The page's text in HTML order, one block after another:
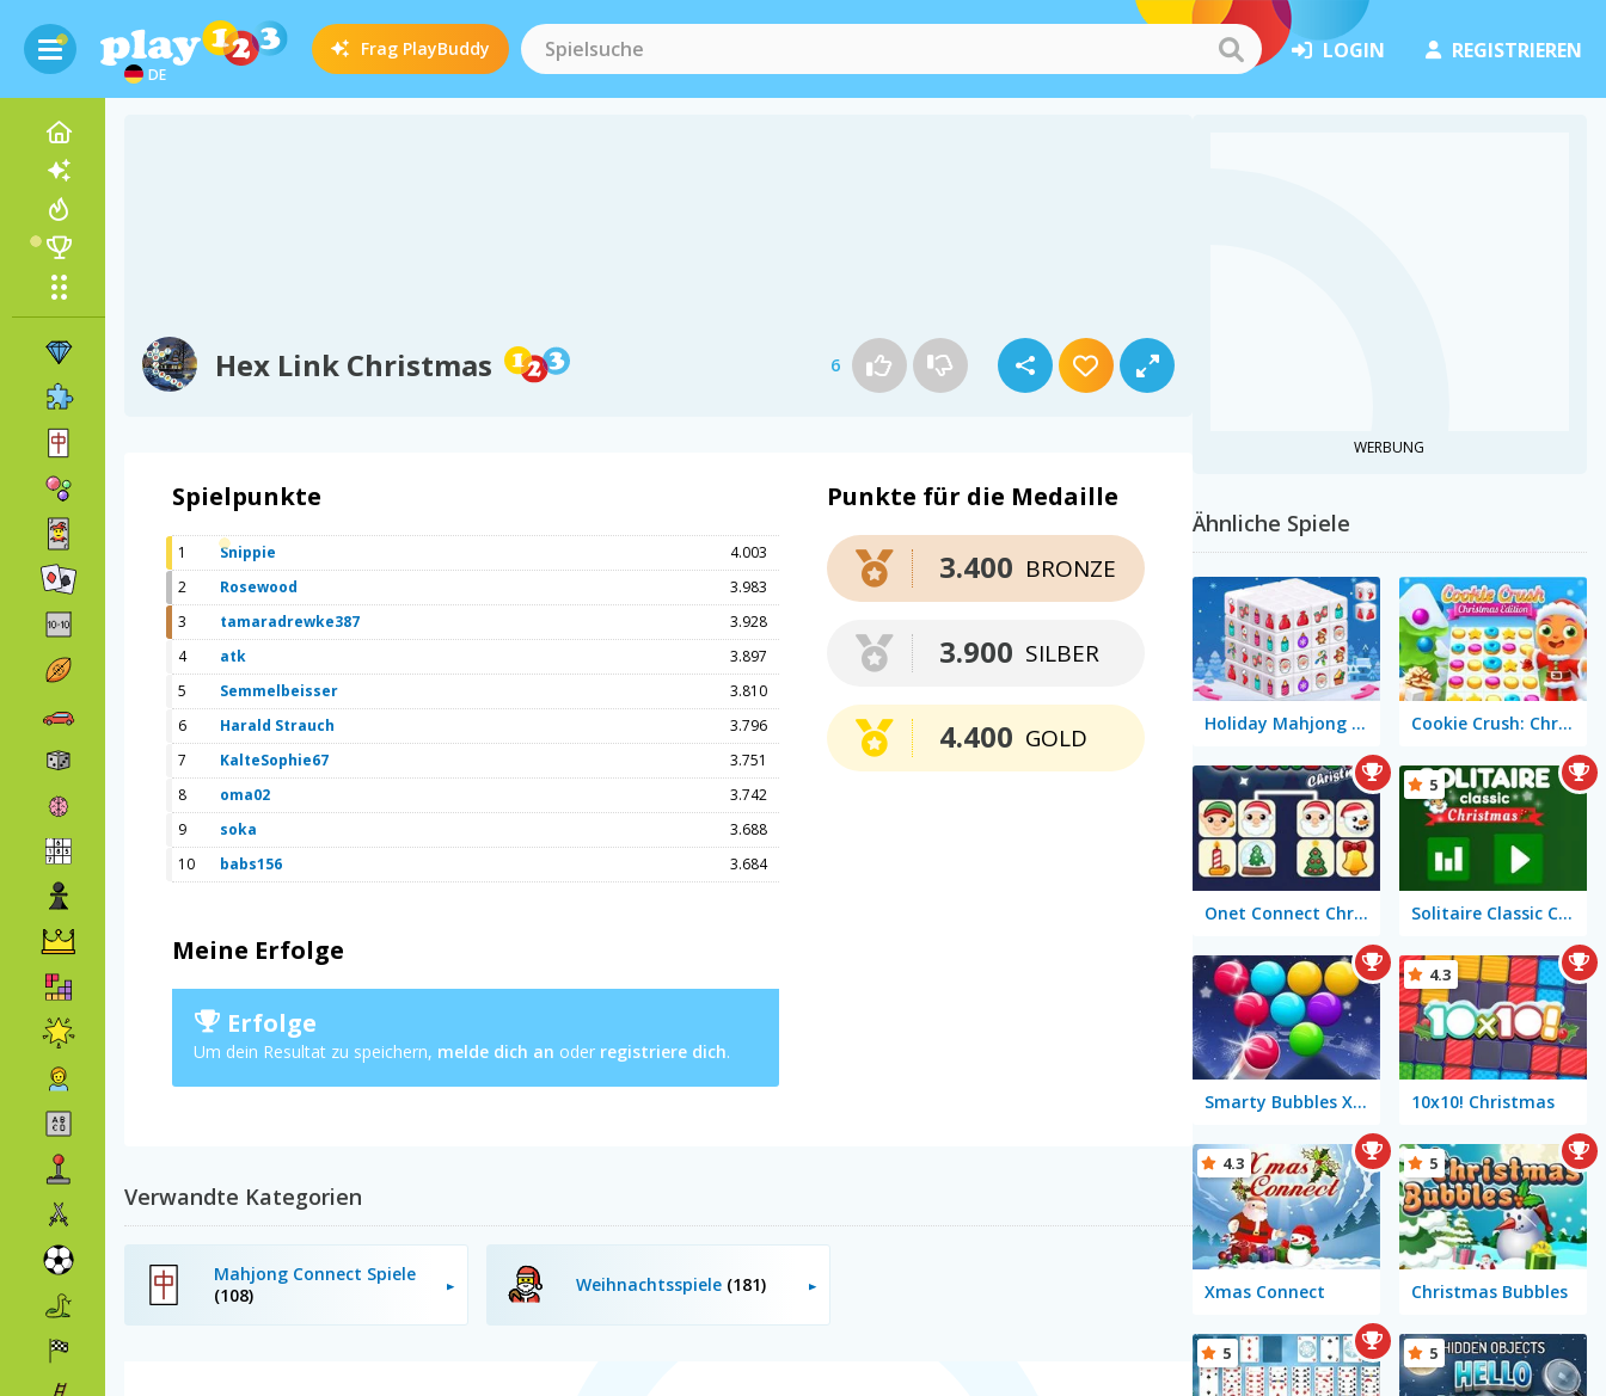
DE
Frag PlayBuddy LOGIN REGISTRIEREN
Hex Link Christmas 6
Spielpunkte
1 Snippie
4.003
2
Rosewood
3.983
3
tamaradrewke387
3.928
4
atk
3.897
5
Semmelbeisser
3.810
6
Harald Strauch
3.796
7
KalteSophie67
3.751
8
oma02
3.742
9
soka
3.688
10
babs156 3.684
Meine Erfolge
Erfolge
Um dein Resultat zu speichern, melde dich an oder registriere dich.
Punkte für die Medaille
BRONZE
3.400
SILBER
3.900
GOLD
4.400
Verwandte Kategorien
Mahjong Connect Spiele
(108)
Weihnachtsspiele (181)
WERBUNG
Ähnliche Spiele
Holiday Mahjong Dimensions Cookie Crush: Christmas Edition
Onet Connect Christmas Solitaire Classic Christmas
5
Smarty Bubbles X-MAS Edition 10x10! Christmas
4.3
Xmas Connect
4.3
Christmas Bubbles
5
5 5